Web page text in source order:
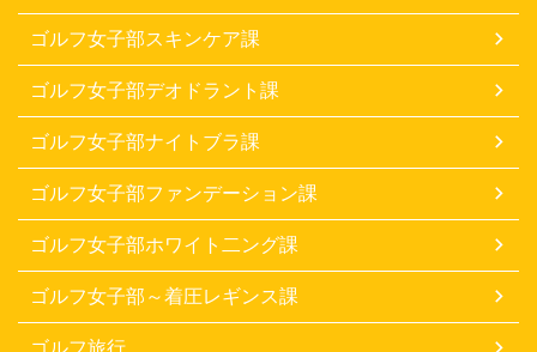
ゴルフ女子部スキンケア課
ゴルフ女子部デオドラント課
ゴルフ女子部ナイトブラ課
ゴルフ女子部ファンデーション課
ゴルフ女子部ホワイト二ング課
ゴルフ女子部～着圧レギンス課
ゴルフ旅行